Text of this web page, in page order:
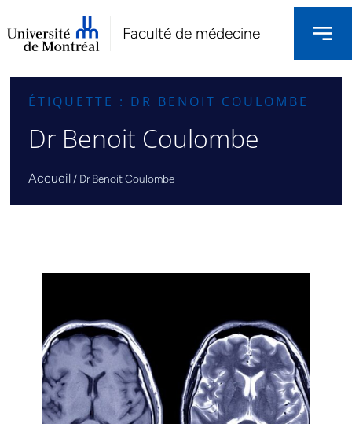
Faculté de médecine
ÉTIQUETTE : DR BENOIT COULOMBE
Dr Benoit Coulombe
Accueil / Dr Benoit Coulombe